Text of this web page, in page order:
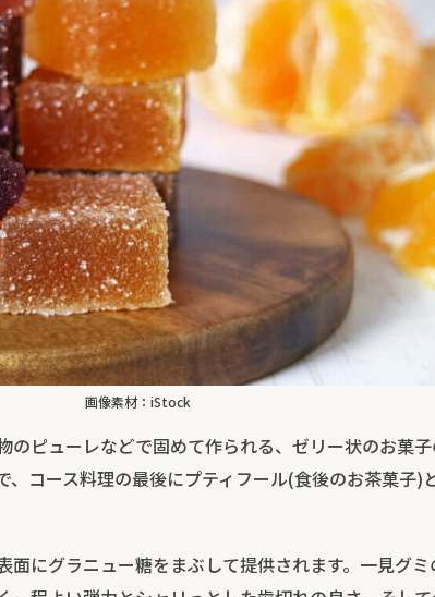
画像素材：iStock
のピューレなどで固めて作られる、ゼリー状のお菓
、コース料理の最後にプティフール(食後のお茶菓子)
面にグラニュー糖をまぶして提供されます。一見グ